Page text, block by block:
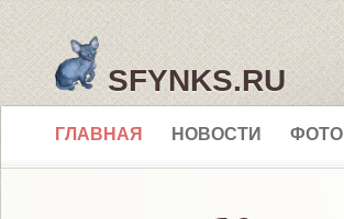
SFYNKS.RU
ГЛАВНАЯ НОВОСТИ ФОТО